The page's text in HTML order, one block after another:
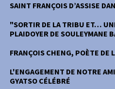
SAINT FRANÇOIS D’ASSISE
"SORTIR DE LA TRIBU ET…
PLAIDOYER DE SOULEYMANE
FRANÇOIS CHENG, POÈTE DE
L'ENGAGEMENT DE NOTRE
GYATSO CÉLÉBRÉ